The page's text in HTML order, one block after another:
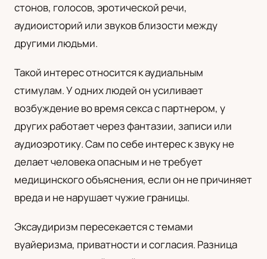
Українська
стонов, голосов, эротической речи,
аудиоисторий или звуков близости между
другими людьми.
Такой интерес относится к аудиальным
стимулам. У одних людей он усиливает
возбуждение во время секса с партнером, у
других работает через фантазии, записи или
аудиоэротику. Сам по себе интерес к звуку не
делает человека опасным и не требует
медицинского объяснения, если он не причиняет
вреда и не нарушает чужие границы.
Эксаудиризм пересекается с темами
вуайеризма, приватности и согласия. Разница